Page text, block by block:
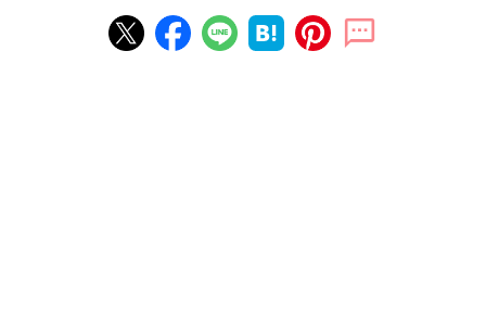
その後、12.5cmの靴を何足かもらったため、それを履きまわし
ていたのですが、なんだか最近靴を履かせにくく感じていまし